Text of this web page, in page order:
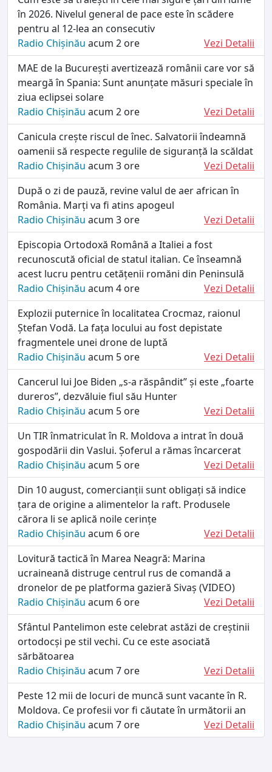
în 2026. Nivelul general de pace este în scădere
pentru al 12-lea an consecutiv
Radio Chișinău acum 2 ore
Vezi Detalii
MAE de la București avertizează românii care vor să
meargă în Spania: Sunt anunțate măsuri speciale în
ziua eclipsei solare
Radio Chișinău acum 2 ore
Vezi Detalii
Canicula crește riscul de înec. Salvatorii îndeamnă
oamenii să respecte regulile de siguranță la scăldat
Radio Chișinău acum 3 ore
Vezi Detalii
După o zi de pauză, revine valul de aer african în
România. Marți va fi atins apogeul
Radio Chișinău acum 3 ore
Vezi Detalii
Episcopia Ortodoxă Română a Italiei a fost
recunoscută oficial de statul italian. Ce înseamnă
acest lucru pentru cetățenii romăni din Peninsulă
Radio Chișinău acum 4 ore
Vezi Detalii
Explozii puternice în localitatea Crocmaz, raionul
Ștefan Vodă. La fața locului au fost depistate
fragmentele unei drone de luptǎ
Radio Chișinău acum 5 ore
Vezi Detalii
Cancerul lui Joe Biden „s-a răspândit” și este „foarte
dureros”, dezvăluie fiul său Hunter
Radio Chișinău acum 5 ore
Vezi Detalii
Un TIR înmatriculat în R. Moldova a intrat în două
gospodării din Vaslui. Șoferul a rămas încarcerat
Radio Chișinău acum 5 ore
Vezi Detalii
Din 10 august, comercianții sunt obligați să indice
țara de origine a alimentelor la raft. Produsele
cărora li se aplică noile cerințe
Radio Chișinău acum 6 ore
Vezi Detalii
Lovitură tactică în Marea Neagră: Marina
ucraineană distruge centrul rus de comandă a
dronelor de pe platforma gazieră Sivaș (VIDEO)
Radio Chișinău acum 6 ore
Vezi Detalii
Sfântul Pantelimon este celebrat astăzi de creștinii
ortodocși pe stil vechi. Cu ce este asociată
sărbătoarea
Radio Chișinău acum 7 ore
Vezi Detalii
Peste 12 mii de locuri de muncă sunt vacante în R.
Moldova. Ce profesii vor fi căutate în următorii an
Radio Chișinău acum 7 ore Vezi Detalii